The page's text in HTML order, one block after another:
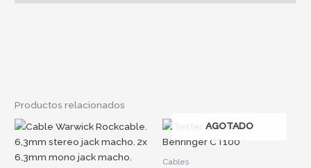
Productos relacionados
AGOTADO
Cables